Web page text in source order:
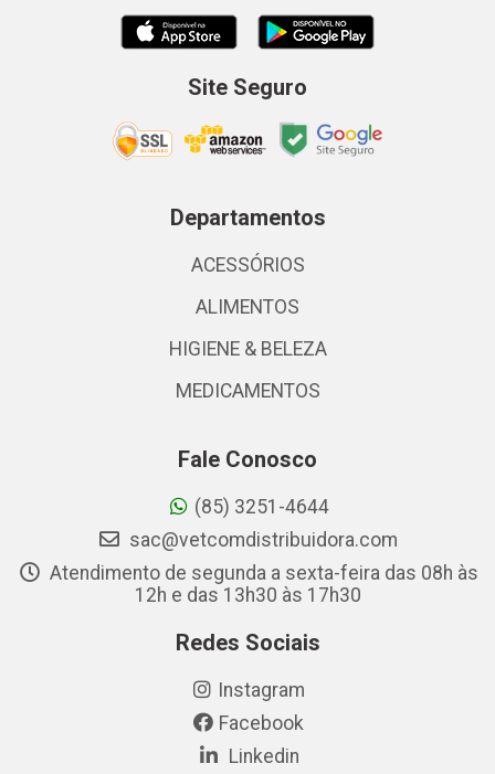
Site Seguro
Departamentos
ACESSÓRIOS
ALIMENTOS
HIGIENE & BELEZA
MEDICAMENTOS
Fale Conosco
(85) 3251-4644
sac@vetcomdistribuidora.com
Atendimento de segunda a sexta-feira das 08h às
12h e das 13h30 às 17h30
Redes Sociais
Instagram
Facebook
Linkedin